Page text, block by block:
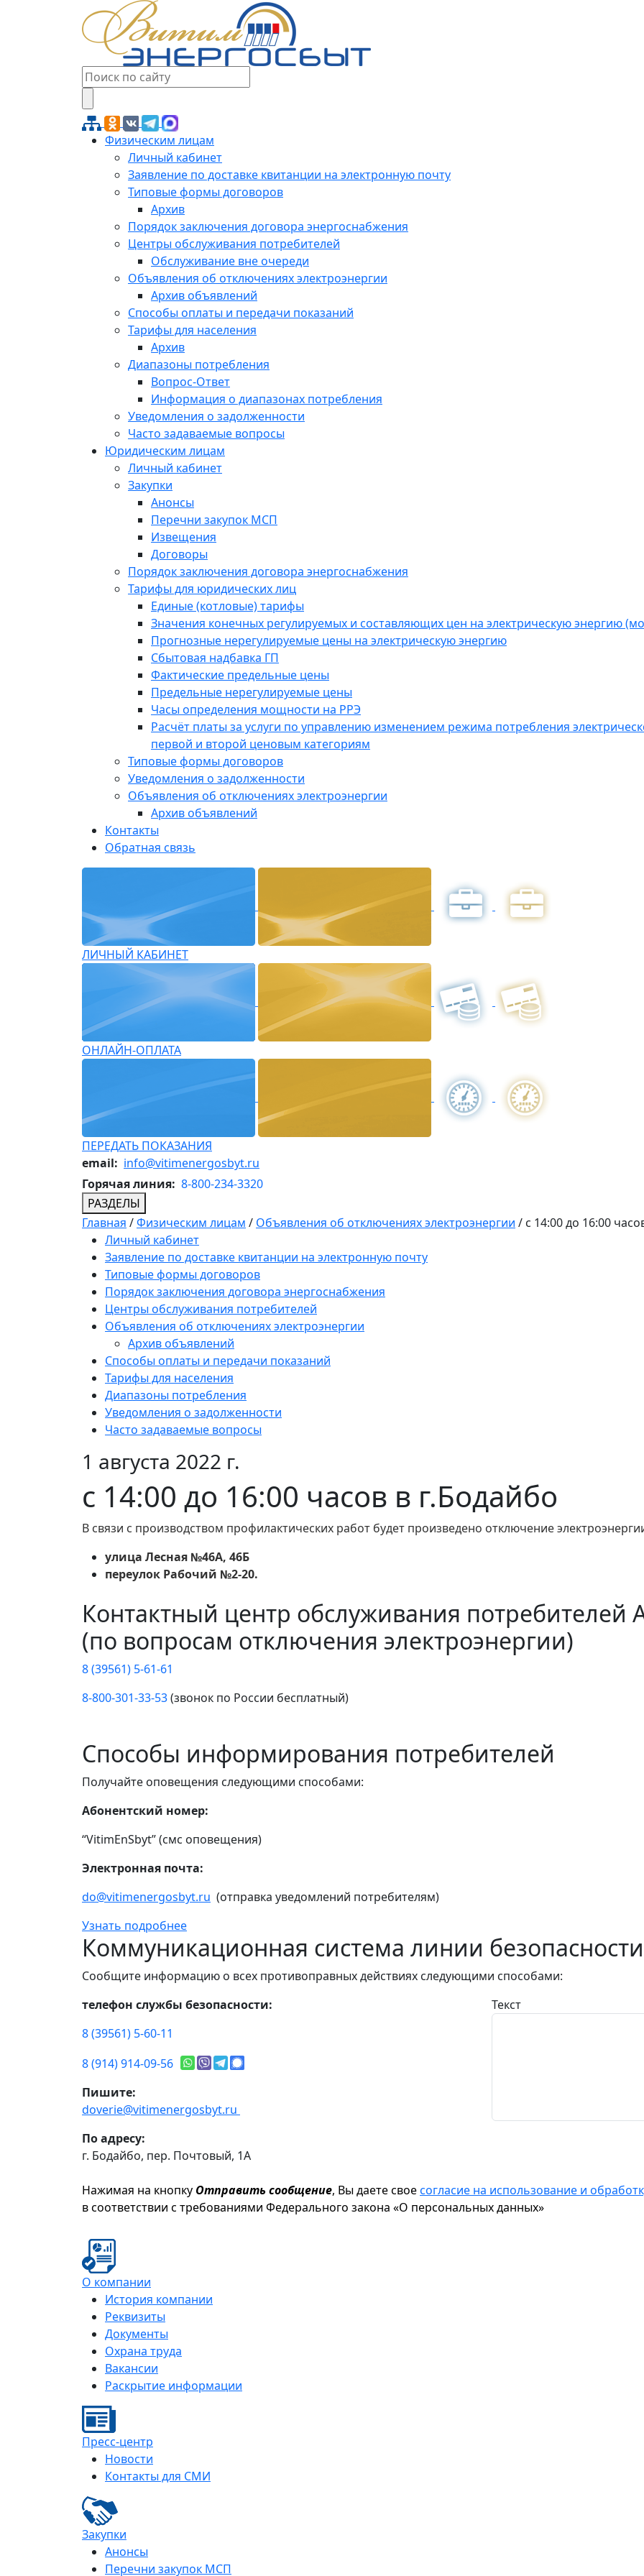
Физическим лицам
Личный кабинет
Заявление по доставке квитанции на электронную почту
Типовые формы договоров
Архив
Порядок заключения договора энергоснабжения
Центры обслуживания потребителей
Обслуживание вне очереди
Объявления об отключениях электроэнергии
Архив объявлений
Способы оплаты и передачи показаний
Тарифы для населения
Архив
Диапазоны потребления
Вопрос-Ответ
Информация о диапазонах потребления
Уведомления о задолженности
Часто задаваемые вопросы
Юридическим лицам
Личный кабинет
Закупки
Анонсы
Перечни закупок МСП
Извещения
Договоры
Порядок заключения договора энергоснабжения
Тарифы для юридических лиц
Единые (котловые) тарифы
Значения конечных регулируемых и составляющих цен на электрическую энергию
Прогнозные нерегулируемые цены на электрическую энергию
Сбытовая надбавка ГП
Фактические предельные цены
Предельные нерегулируемые цены
Часы определения мощности на РРЭ
Расчёт платы за услуги по управлению изменением режима потребления
первой и второй ценовым категориям
Типовые формы договоров
Уведомления о задолженности
Объявления об отключениях электроэнергии
Архив объявлений
Контакты
Обратная связь
ЛИЧНЫЙ КАБИНЕТ
ОНЛАЙН-ОПЛАТА
ПЕРЕДАТЬ ПОКАЗАНИЯ
email: info@vitimenergosbyt.ru
Горячая линия: 8-800-234-3320
РАЗДЕЛЫ
Главная /Физическим лицам / Объявления об отключениях электроэнергии / с 14:00 до 16:00
Личный кабинет
Заявление по доставке квитанции на электронную почту
Типовые формы договоров
Порядок заключения договора энергоснабжения
Центры обслуживания потребителей
Объявления об отключениях электроэнергии
Архив объявлений
Способы оплаты и передачи показаний
Тарифы для населения
Диапазоны потребления
Уведомления о задолженности
Часто задаваемые вопросы
1 августа 2022 г.
с 14:00 до 16:00 часов в г.Бодайбо
В связи с производством профилактических работ будет произведено отключение
улица Лесная №46А, 46Б
переулок Рабочий №2-20.
Контактный центр обслуживания потребителей
(по вопросам отключения электроэнергии)
8 (39561) 5-61-61
8-800-301-33-53(звонок по России бесплатный)
Способы информирования потребителей
Получайте оповещения следующими способами:
Абонентский номер:
“VitimEnSbyt” (смс оповещения)
Электронная почта:
do@vitimenergosbyt.ru (отправка уведомлений потребителям)
Узнать подробнее
Коммуникационная система линии безопасности
Сообщите информацию о всех противоправных действиях следующими способами:
телефон службы безопасности:
8 (39561) 5-60-11
8 (914) 914-09-56
Пишите:
doverie@vitimenergosbyt.ru
По адресу:
г. Бодайбо, пер. Почтовый, 1А
Текст
Нажимая на кнопку Отправить сообщение, Вы даете своесогласие на использование и
в соответствии с требованиями Федерального закона «О персональных данных»
О компании
История компании
Реквизиты
Документы
Охрана труда
Вакансии
Раскрытие информации
Пресс-центр
Новости
Контакты для СМИ
Закупки
Анонсы
Перечни закупок МСП